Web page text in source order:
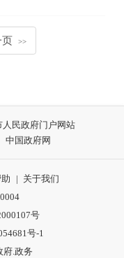
页 >>
人民政府门户网站
中国政府网
| 关于我们
号
号-1
府.政务